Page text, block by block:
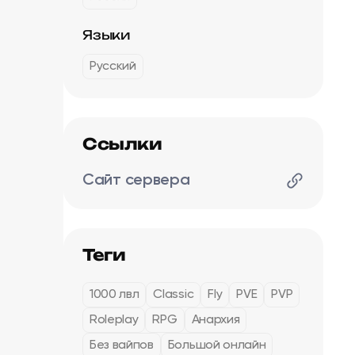
Языки
Русский
Ссылки
Сайт сервера
Теги
1000 лвл Classic Fly PVE
PVP
Roleplay
RPG
Анархия
Без вайпов
Большой онлайн